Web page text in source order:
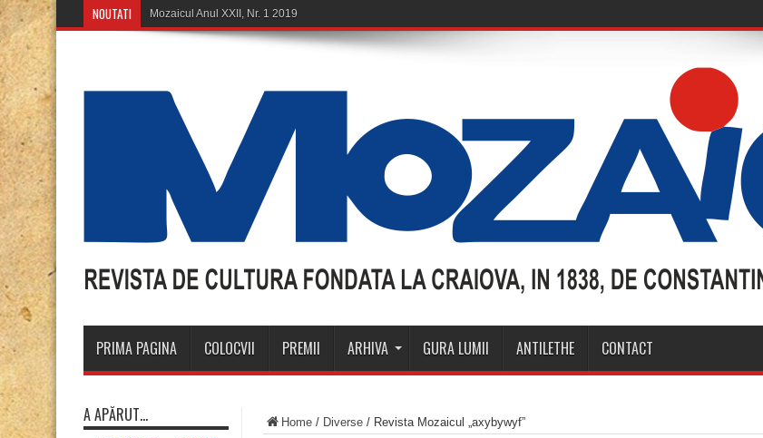
NOUTATI
PRIMA PAGINA COLOCVII PREMII ARHIVA GURA LUMII ANTILETHE CONTACT
Home / Diverse / Revista Mozaicul „axybywyf”
A APĂRUT…